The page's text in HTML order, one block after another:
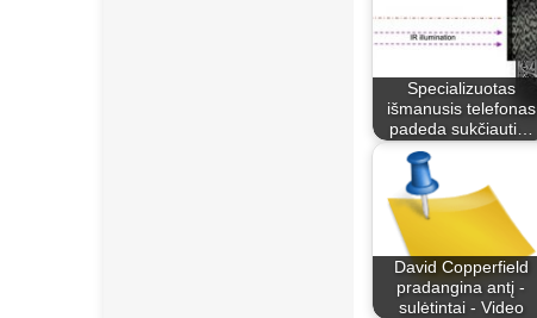
Specializuotas
išmanusis telefonas
padeda sukčiauti…
David Copperfield
pradangina antį -
sulėtintai - Video